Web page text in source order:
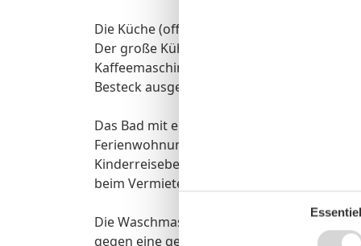
Die Küche (offen) ist mit AEG-Geräten
Der große Kühlschrank mit Gefrierfach ist
Kaffeemaschine, Wasserkocher,
Besteck ausgestattet.
Das Bad mit ebenerdiger Glasdusche, WC,
Ferienwohnung gehört ein Pkw-Stellplatz
Kinderreisebett und Hochstuhl stellen wir
beim Vermieter ausleihen.
Die Waschmaschine und der Trockner
gegen eine geringe Gebühr genutzt